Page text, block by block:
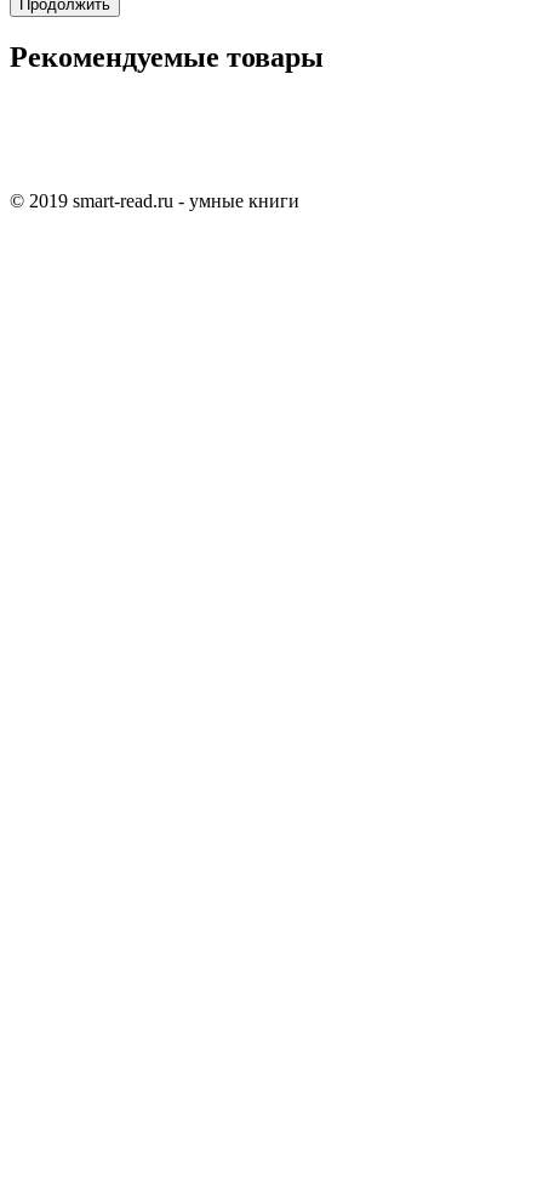
Продолжить
Рекомендуемые товары
© 2019 smart-read.ru - умные книги